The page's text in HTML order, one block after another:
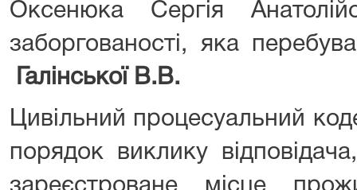
Оксенюка Сергія
заборгованості, яка
Галінської
В.В.
Цивільний процесуальний
порядок виклику